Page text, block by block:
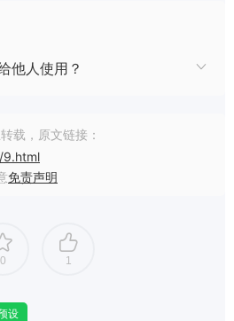
他人使用？
载，原文链接：
9.html
免责声明
0 1
设